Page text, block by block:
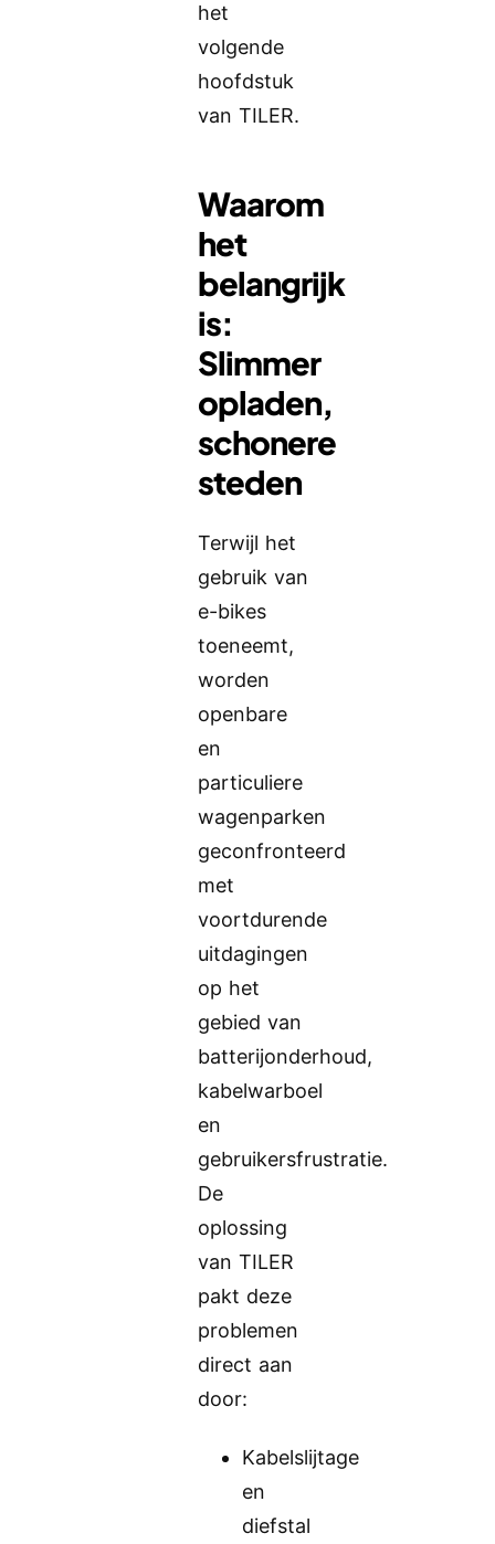
het
volgende
hoofdstuk
van TILER.
Waarom
het
belangrijk
is:
Slimmer
opladen,
schonere
steden
Terwijl het
gebruik van
e-bikes
toeneemt,
worden
openbare
en
particuliere
wagenparken
geconfronteerd
met
voortdurende
uitdagingen
op het
gebied van
batterijonderhoud,
kabelwarboel
en
gebruikersfrustratie.
De
oplossing
van TILER
pakt deze
problemen
direct aan
door:
Kabelslijtage
en
diefstal